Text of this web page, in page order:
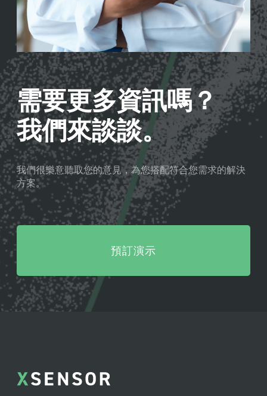
需要更多資訊嗎？
我們來談談。
我們很樂意聽取您的意見，為您搭配符合您需求的解決
方案。
預訂演示